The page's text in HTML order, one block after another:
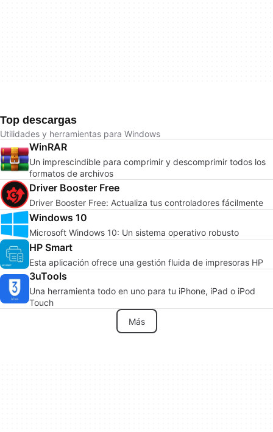
Top descargas
Utilidades y herramientas para Windows
WinRAR
Un imprescindible para comprimir y descomprimir todos los
formatos de archivos
Driver Booster Free
Driver Booster Free: Actualiza tus controladores fácilmente
Windows 10
Microsoft Windows 10: Un sistema operativo robusto
HP Smart
Esta aplicación ofrece una gestión fluida de impresoras HP
3uTools
Una herramienta todo en uno para tu iPhone, iPad o iPod
Touch
Más